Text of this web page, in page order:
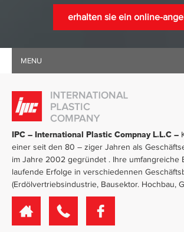
erhalten sie ein online-
MENU
IPC – International Plastic Compnay L.L.C –
einer seit den 80 – ziger Jahren als
im Jahre 2002 gegründet . Ihre umfangreiche
laufende Erfolge in verschiedennen
(Erdölvertriebsindustrie, Bausektor. Hochbau,